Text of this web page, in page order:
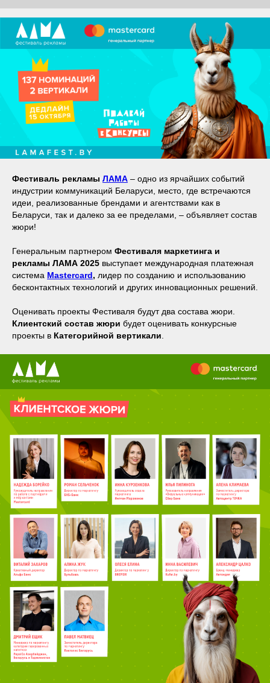
Фестиваль рекламы ЛАМА – одно из ярчайших событий
индустрии коммуникаций Беларуси, место, где встречаются
идеи, реализованные брендами и агентствами как в
Беларуси, так и далеко за ее пределами, – объявляет состав
жюри!
Генеральным партнером Фестиваля маркетинга и
рекламы ЛАМА 2025 выступает международная платежная
система Mastercard, лидер по созданию и использованию
бесконтактных технологий и других инновационных решений.
Оценивать проекты Фестиваля будут два состава жюри.
Клиентский состав жюри будет оценивать конкурсные
проекты в Категорийной вертикали